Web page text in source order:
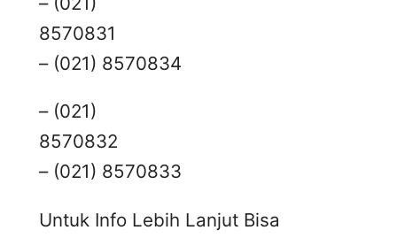
8570831
– (021) 8570834
– (021)
8570832
– (021) 8570833
Untuk Info Lebih Lanjut Bisa